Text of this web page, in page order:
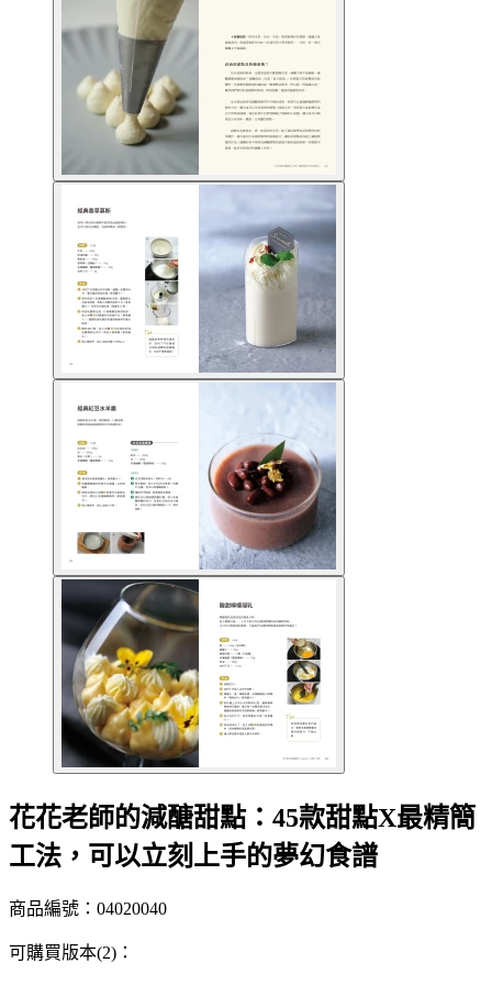
花花老師的減醣甜點：45款甜點X最精簡
工法，可以立刻上手的夢幻食譜
商品編號：04020040
可購買版本(2)：